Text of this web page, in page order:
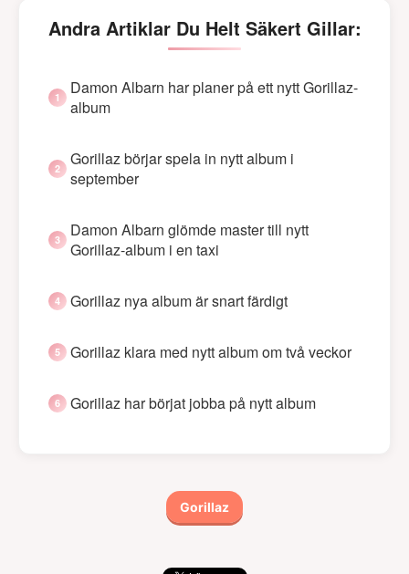
Andra Artiklar Du Helt Säkert Gillar:
Damon Albarn har planer på ett nytt Gorillaz-
album
Gorillaz börjar spela in nytt album i
september
Damon Albarn glömde master till nytt
Gorillaz-album i en taxi
Gorillaz nya album är snart färdigt
Gorillaz klara med nytt album om två veckor
Gorillaz har börjat jobba på nytt album
Gorillaz